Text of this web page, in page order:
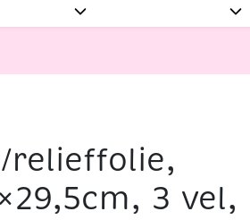
vel, koper
relieffolie,
3 vel,